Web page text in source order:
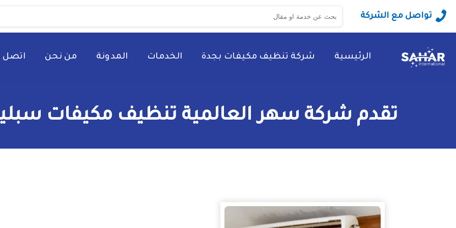
تواصل مع الشركة
البحث
عن:
الرئيسية شركة تنظيف مكيفات بجدة الخدمات المدونة من نحن اتصل
تقدم شركة سهر العالمية تنظيف مكيفات